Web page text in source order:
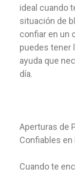
ideal cuando
situación de
confiar en un
puedes tener
ayuda que
día.
Aperturas de
Confiables
Cuando te